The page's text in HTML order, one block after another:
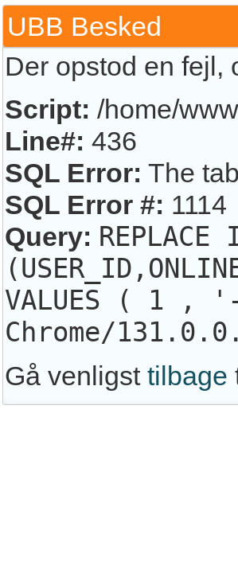
UBB Besked
Der opstod en
Script: /home/
Line#: 436
SQL Error: The
SQL Error #: 1114
Query: REPLACE
VALUES ( 1 ,
Chrome/
Gå venligst tilbage